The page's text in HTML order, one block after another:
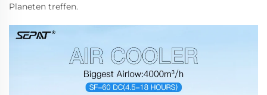
Planeten treffen.